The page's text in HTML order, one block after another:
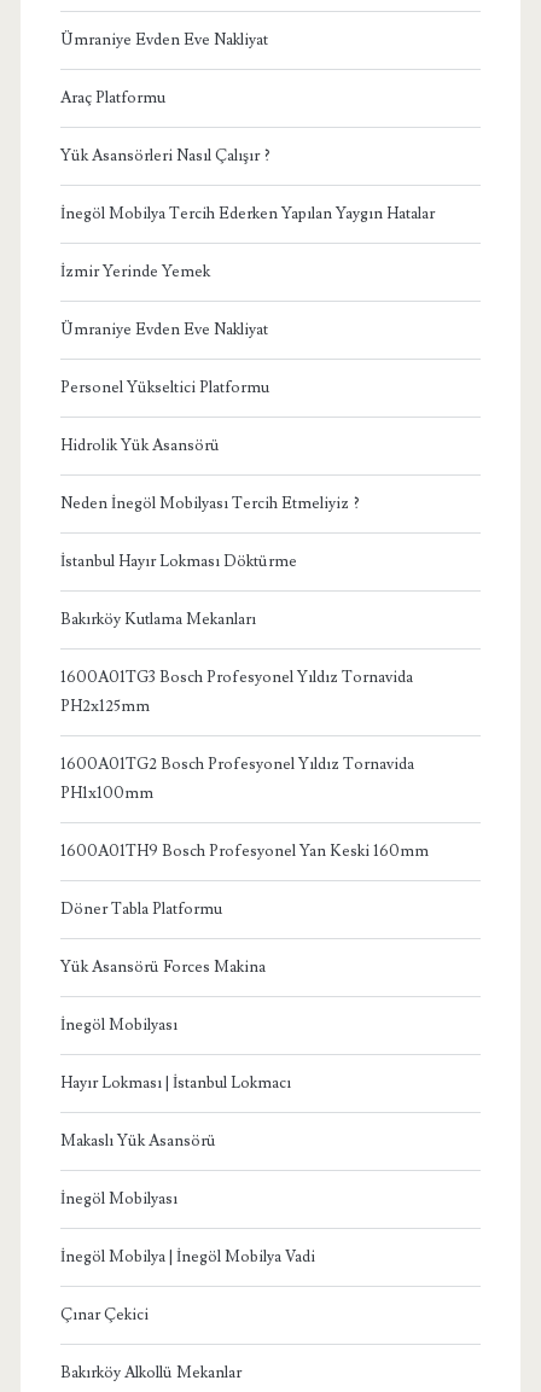
Ümraniye Evden Eve Nakliyat
Araç Platformu
Yük Asansörleri Nasıl Çalışır ?
İnegöl Mobilya Tercih Ederken Yapılan Yaygın Hatalar
İzmir Yerinde Yemek
Ümraniye Evden Eve Nakliyat
Personel Yükseltici Platformu
Hidrolik Yük Asansörü
Neden İnegöl Mobilyası Tercih Etmeliyiz ?
İstanbul Hayır Lokması Döktürme
Bakırköy Kutlama Mekanları
1600A01TG3 Bosch Profesyonel Yıldız Tornavida
PH2x125mm
1600A01TG2 Bosch Profesyonel Yıldız Tornavida
PH1x100mm
1600A01TH9 Bosch Profesyonel Yan Keski 160mm
Döner Tabla Platformu
Yük Asansörü Forces Makina
İnegöl Mobilyası
Hayır Lokması | İstanbul Lokmacı
Makaslı Yük Asansörü
İnegöl Mobilyası
İnegöl Mobilya | İnegöl Mobilya Vadi
Çınar Çekici
Bakırköy Alkollü Mekanlar